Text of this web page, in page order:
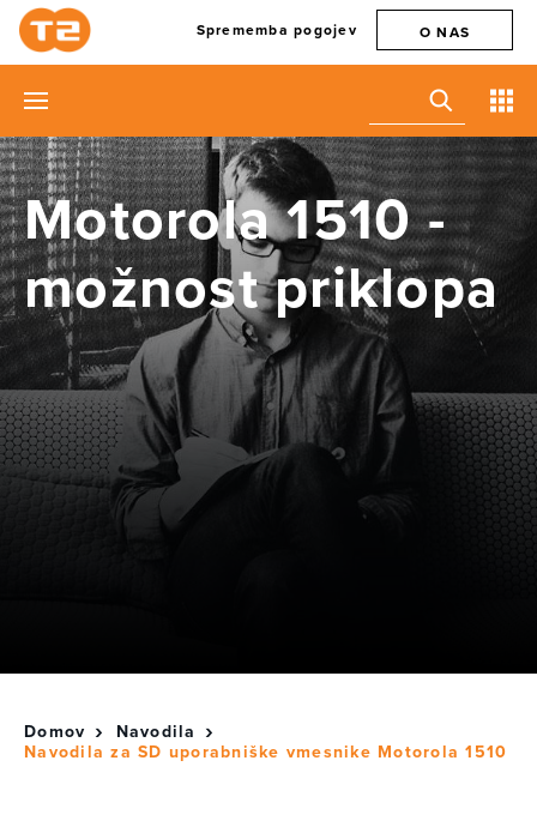
Sprememba pogojev O NAS
Motorola 1510 -
možnost priklopa
Domov
Navodila
Navodila za SD uporabniške vmesnike Motorola 1510